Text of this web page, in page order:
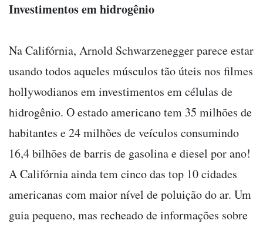
Investimentos em hidrogênio
Na Califórnia, Arnold Schwarzenegger parece estar
usando todos aqueles músculos tão úteis nos filmes
hollywodianos em investimentos em células de
hidrogênio. O estado americano tem 35 milhões de
habitantes e 24 milhões de veículos consumindo
16,4 bilhões de barris de gasolina e diesel por ano!
A Califórnia ainda tem cinco das top 10 cidades
americanas com maior nível de poluição do ar. Um
guia pequeno, mas recheado de informações sobre